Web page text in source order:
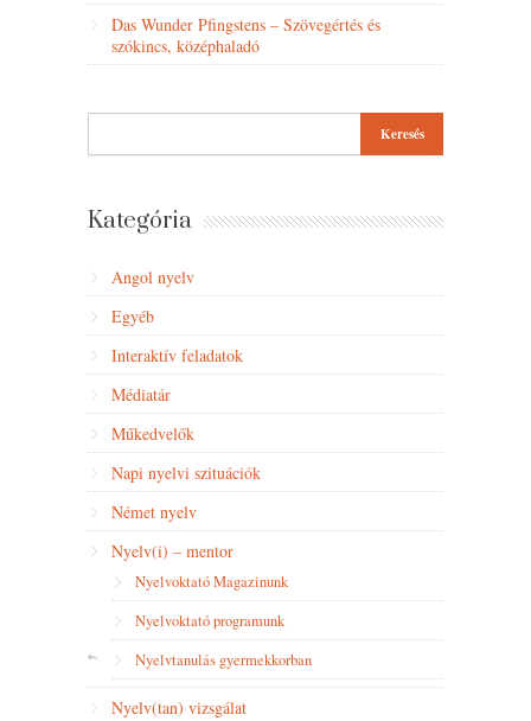
Das Wunder Pfingstens – Szövegértés és
szókincs, középhaladó
Kategória
Angol nyelv
Egyéb
Interaktív feladatok
Médiatár
Műkedvelők
Napi nyelvi szituációk
Német nyelv
Nyelv(i) – mentor
Nyelvoktató Magazinunk
Nyelvoktató programunk
Nyelvtanulás gyermekkorban
Nyelv(tan) vizsgálat